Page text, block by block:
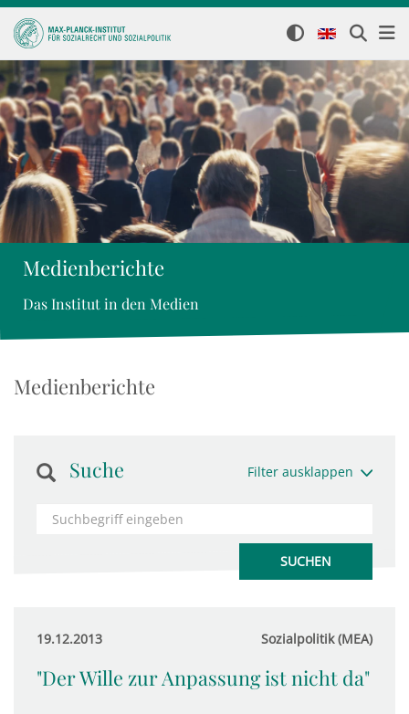
Medienberichte
Das Institut in den Medien
Medienberichte
Suche Filter ausklappen
19.12.2013 Sozialpolitik (MEA)
"Der Wille zur Anpassung ist nicht da"